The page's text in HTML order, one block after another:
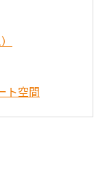
ト空間